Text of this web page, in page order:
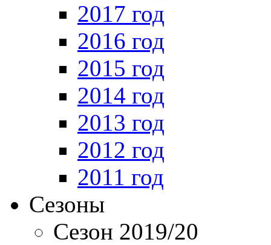
2017 год
2016 год
2015 год
2014 год
2013 год
2012 год
2011 год
Сезоны
Сезон 2019/20